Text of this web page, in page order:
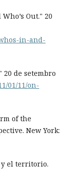
Out." 20
in-and-
20 de setembro
01/11/on-
of the
New York:
y el territorio.